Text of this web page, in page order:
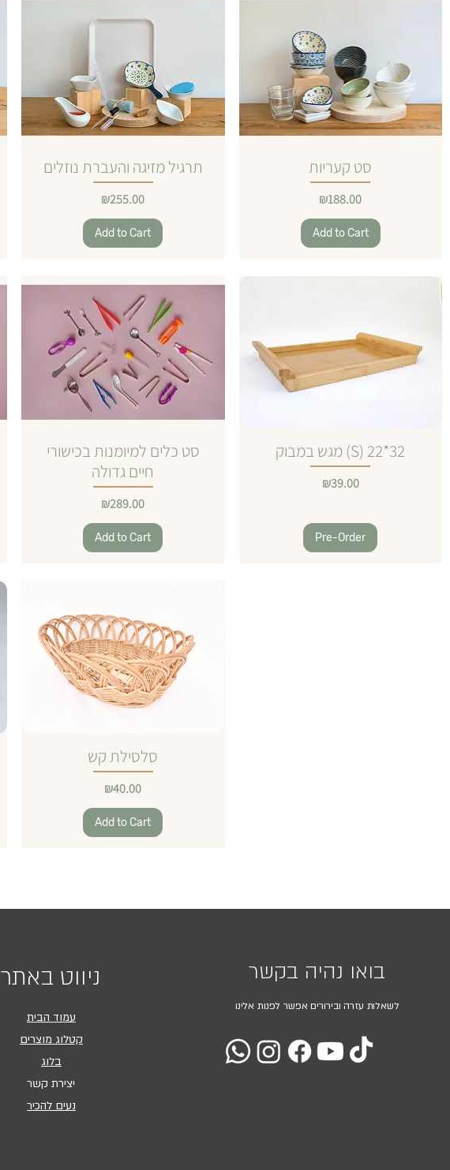
תרגיל מזיגה והעברת נוזלים
Price
₪255.00
Add to Cart
סט קעריות
Price
₪188.00
Add to Cart
סט כלים למיומנות בכישורי
חיים גדולה
Price
₪289.00
Add to Cart
מגש במבוק (S) 22*32
Price
₪39.00
Pre-Order
סלסילת קש
Price
₪40.00
Add to Cart
ניווט באתר
עמוד הבית
קטלוג מוצרים
בלוג
יצירת קשר
נעים להכיר
בואו נהיה בקשר
לשאלות עזרה ובירורים אפשר לפנות אלינו